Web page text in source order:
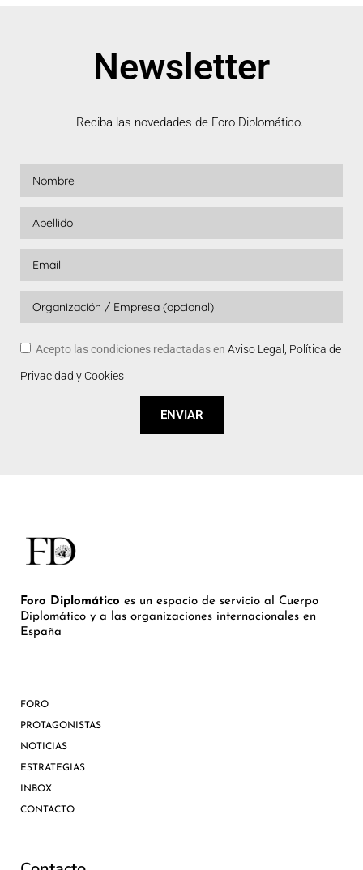
Newsletter
Reciba las novedades de Foro Diplomático.
Acepto las condiciones redactadas en Aviso Legal, Política de
Privacidad y Cookies
ENVIAR
Foro Diplomático es un espacio de servicio al Cuerpo
Diplomático y a las organizaciones internacionales en
España
FORO
PROTAGONISTAS
NOTICIAS
ESTRATEGIAS
INBOX
CONTACTO